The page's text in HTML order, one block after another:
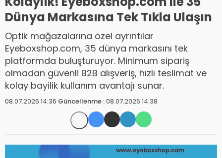
Dünya Markasına Tek Tıkla Ulaşın
Optik mağazalarına özel ayrıntılar
Eyeboxshop.com, 35 dünya markasını tek
platformda buluşturuyor. Minimum sipariş
olmadan güvenli B2B alışveriş, hızlı teslimat ve
kolay bayilik kullanım avantajı sunar.
08.07.2026 14:36 Güncellenme :08.07.2026 14:38